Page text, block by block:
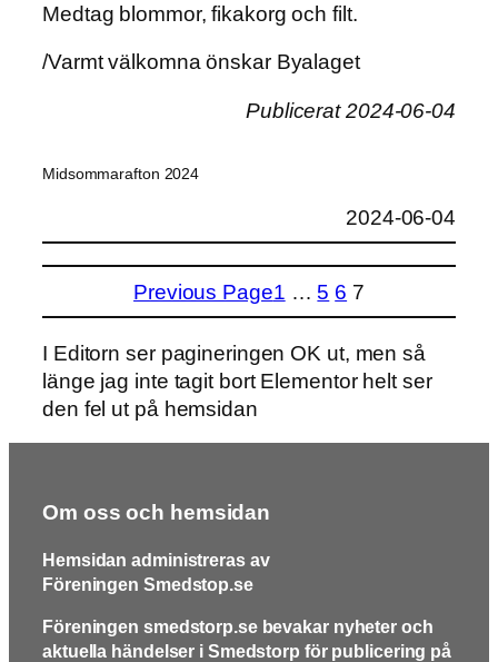
Medtag blommor, fikakorg och filt.
/Varmt välkomna önskar Byalaget
Publicerat 2024-06-04
Midsommarafton 2024
2024-06-04
Previous Page1 … 5 6 7
I Editorn ser pagineringen OK ut, men så
länge jag inte tagit bort Elementor helt ser
den fel ut på hemsidan
Om oss och hemsidan
Hemsidan administreras av
Föreningen Smedstop.se
Föreningen smedstorp.se bevakar nyheter och
aktuella händelser i Smedstorp för publicering på